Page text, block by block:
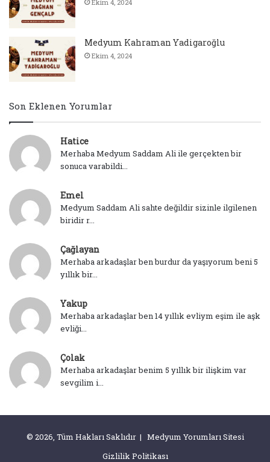
Ekim 4, 2024
Medyum Kahraman Yadigaroğlu
Ekim 4, 2024
Son Eklenen Yorumlar
Hatice
Merhaba Medyum Saddam Ali ile gerçekten bir
sonuca varabildi...
Emel
Medyum Saddam Ali sahte değildir sizinle ilgilenen
biridir r...
Çağlayan
Merhaba arkadaşlar ben burdur da yaşıyorum beni 5
yıllık bir...
Yakup
Merhaba arkadaşlar ben 14 yıllık evliym eşim ile aşk
evliği...
Çolak
Merhaba arkadaşlar benim 5 yıllık bir ilişkim var
sevgilim i...
© 2026, Tüm Hakları Saklıdır | Medyum Yorumları Sitesi
Gizlilik Politikası